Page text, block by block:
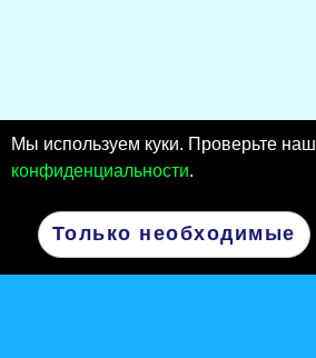
Мы используем куки. Проверьте наш
конфиденциальности.
Только необходимые